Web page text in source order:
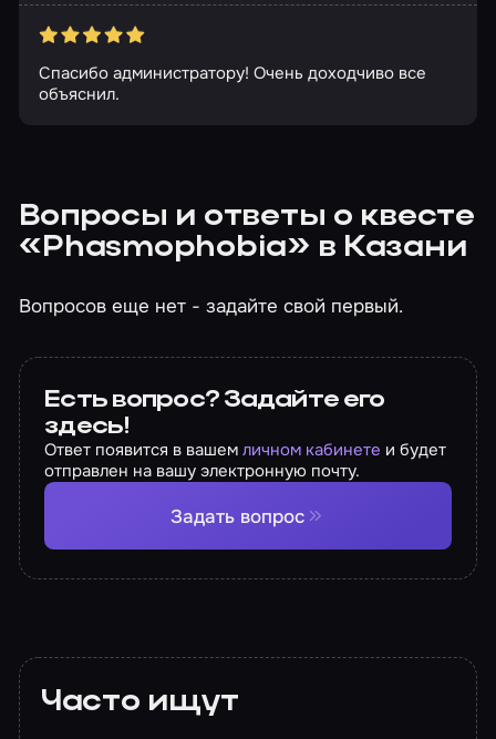
Спасибо администратору! Очень доходчиво все
объяснил.
Вопросы и ответы о квесте
«Phasmophobia» в Казани
Вопросов еще нет - задайте свой первый.
Есть вопрос? Задайте его
здесь!
Ответ появится в вашемличном кабинете и будет
отправлен на вашу электронную почту.
Задать вопрос
Часто ищут